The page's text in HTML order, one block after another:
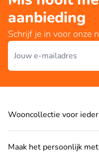
aanbieding
Schrijf je in voor onze
E-mailadres
Wooncollectie voor
Maak het persoonlijk